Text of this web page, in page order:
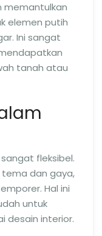
memantulkan
elemen putih
Ini sangat
tanah atau
fleksibel.
dan gaya,
Hal ini
untuk
desain interior.